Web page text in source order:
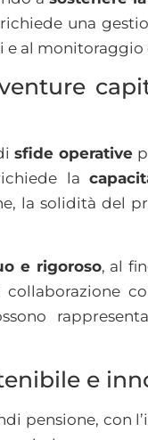
una
al
sfide operative
la
la solidità del
e rigoroso, al
e
pensione, con